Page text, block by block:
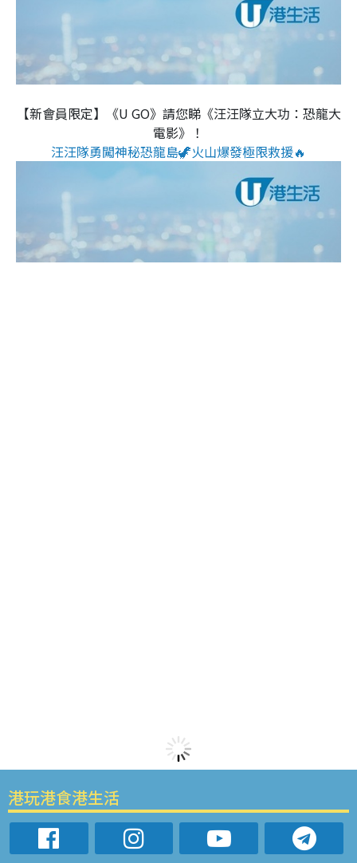
【新會員限定】《U GO》請您睇《汪汪隊立大功：恐龍大
電影》！
汪汪隊勇闖神秘恐龍島🦖火山爆發極限救援🔥
港玩港食港生活